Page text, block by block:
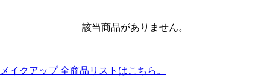
該当商品がありません。
メイクアップ 全商品リストはこちら。